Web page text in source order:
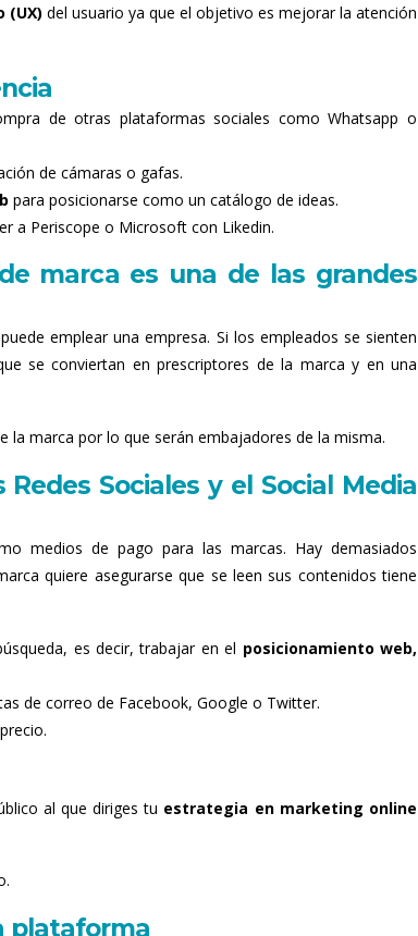
(UX) del usuario ya que el objetivo es mejorar la atención
de otras plataformas sociales como Whatsapp o
de cámaras o gafas.
para posicionarse como un catálogo de ideas.
a Periscope o Microsoft con Likedin.
marca es una de las grandes
emplear una empresa. Si los empleados se sienten
se conviertan en prescriptores de la marca y en una
la marca por lo que serán embajadores de la misma.
Sociales y el Social Media
medios de pago para las marcas. Hay demasiados
quiere asegurarse que se leen sus contenidos tiene
es decir, trabajar en el posicionamiento web,
de correo de Facebook, Google o Twitter.
al que diriges tu estrategia en marketing online
plataforma